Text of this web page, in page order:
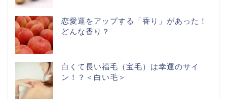
恋愛運をアップする「香り」があった！
どんな香り？
白くて長い福毛（宝毛）は幸運のサイ
ン！？＜白い毛＞